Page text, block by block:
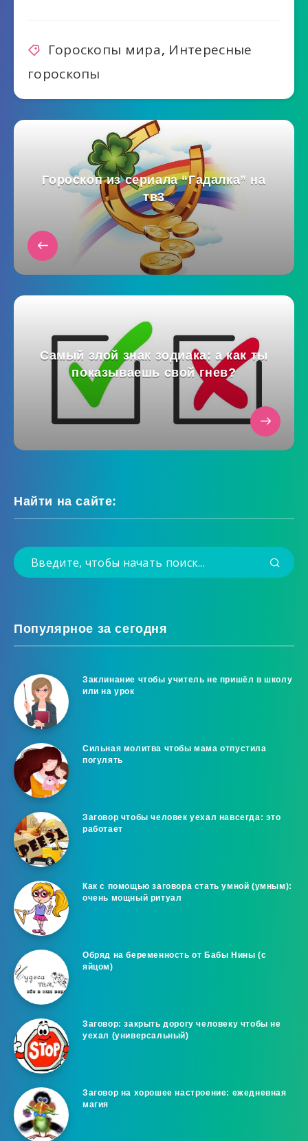
Гороскопы мира, Интересные
гороскопы
Гороскоп из сериала “Гадалка” на
тв3
Самый злой знак зодиака: а как ты
показываешь свой гнев?
Найти на сайте:
Популярное за сегодня
Заклинание чтобы учитель не пришёл в школу
или на урок
Сильная молитва чтобы мама отпустила
погулять
Заговор чтобы человек уехал навсегда: это
работает
Как с помощью заговора стать умной (умным):
очень мощный ритуал
Обряд на беременность от Бабы Нины (с
яйцом)
Заговор: закрыть дорогу человеку чтобы не
уехал (универсальный)
Заговор на хорошее настроение: ежедневная
магия